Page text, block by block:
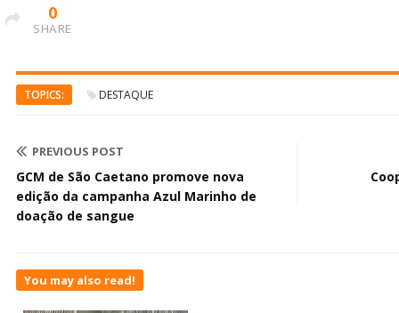
0
SHARE
TOPICS: DESTAQUE
PREVIOUS POST
GCM de São Caetano promove nova
edição da campanha Azul Marinho de
doação de sangue
You may also read!